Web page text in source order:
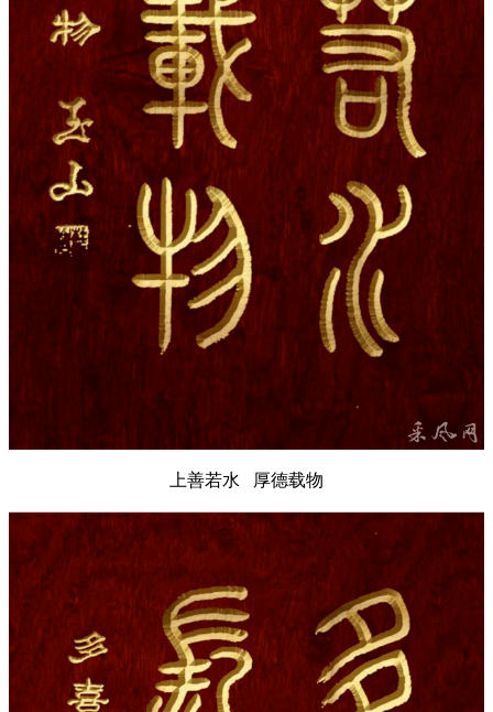
上善若水 厚德载物